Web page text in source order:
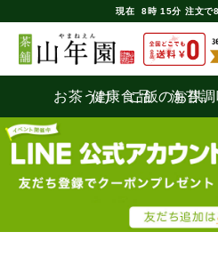
現在 8時 15分 注文で
お茶うけ健康食品ご飯のお供
海苔